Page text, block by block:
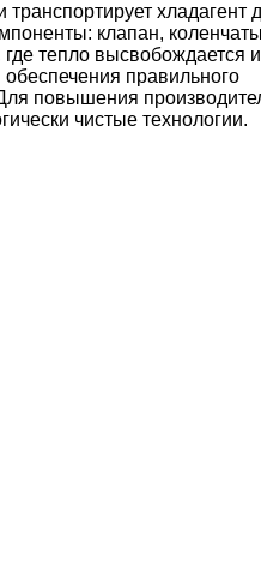
хладагент
клапан,
тепло высвобождается
правильного
повышения
чистые технологии.